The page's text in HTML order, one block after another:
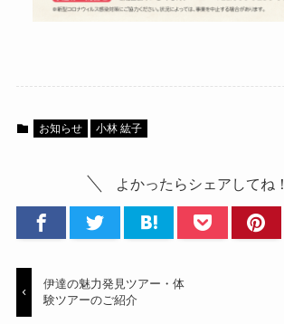
お知らせ 小林 紘子
よかったらシェアしてね！
伊達の魅力発見ツアー・体
験ツアーのご紹介